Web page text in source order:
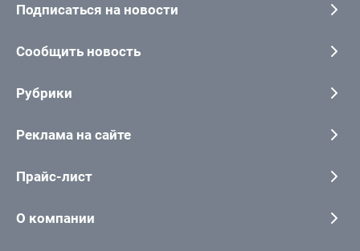
Подписаться на новости
Сообщить новость
Рубрики
Реклама на сайте
Прайс-лист
О компании